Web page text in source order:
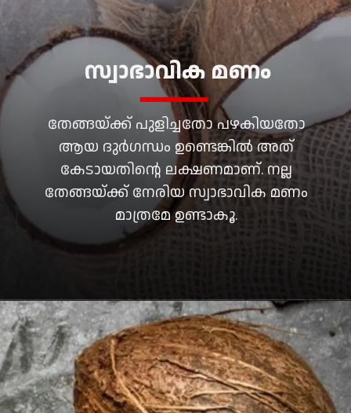
തേങ്ങയ്ക്ക് പുളിച്ചതോ പഴകിയതോ
ആയ ദുർഗന്ധം ഉണ്ടെങ്കിൽ അത്
കേടായതിന്റെ ലക്ഷണമാണ്. നല്ല
തേങ്ങയ്ക്ക് നേരിയ സ്വാഭാവിക മണം
മാത്രമേ ഉണ്ടാകൂ.
സ്വാഭാവിക മണം